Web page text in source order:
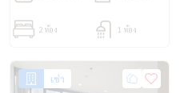
2 ห้อง 1 ห้อง
เช่า